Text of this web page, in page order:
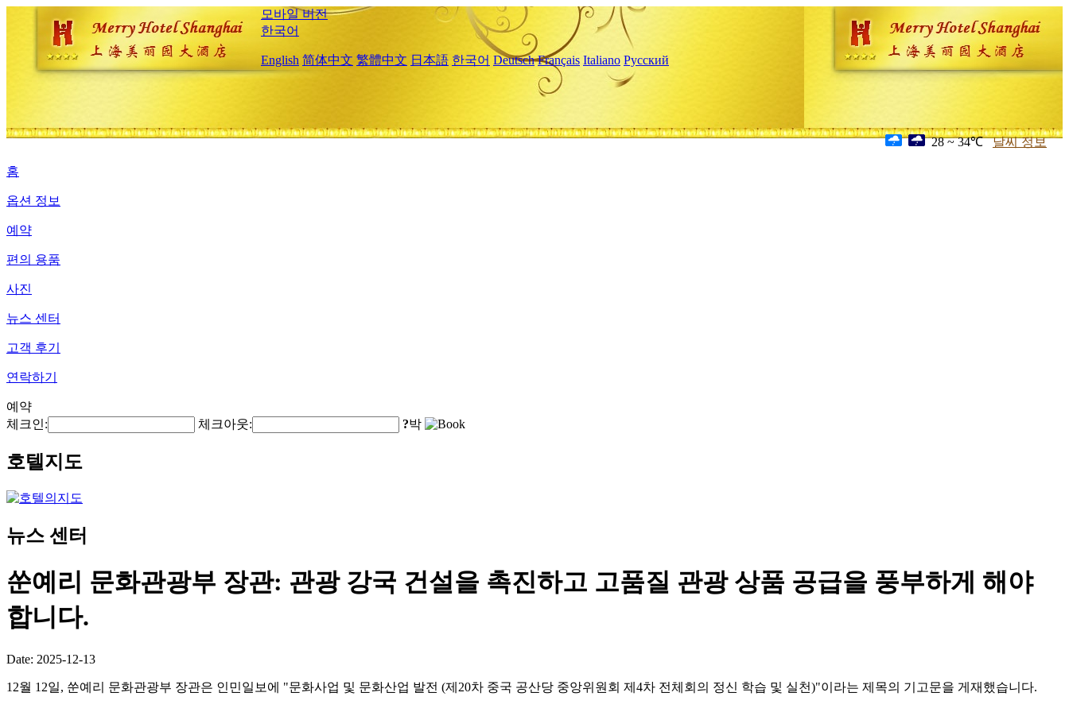
모바일 버전
한국어
English 简体中文 繁體中文 日本語 한국어 Deutsch Français Italiano Русский
28 ~ 34℃ 날씨 정보
홈
옵션 정보
예약
편의 용품
사진
뉴스 센터
고객 후기
연락하기
예약
체크인:
체크아웃: ?박
호텔지도
뉴스 센터
쑨예리 문화관광부 장관: 관광 강국 건설을 촉진하고 고품질 관광 상품 공급을 풍부하게 해야
합니다.
Date: 2025-12-13
12월 12일, 쑨예리 문화관광부 장관은 인민일보에 "문화사업 및 문화산업 발전 (제20차 중국 공산당 중앙위원회 제4차 전체회의 정신 학습 및 실천)"이라는 제목의 기고문을 게재했습니다.